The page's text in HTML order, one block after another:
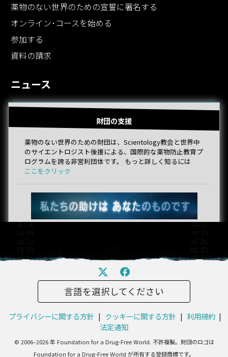
薬物のない世界のための宣誓に署名する
オンライン･コースを始める
参加する
資料の請求
ニュース
財団の支援
薬物のない世界のための財団は、Scientology教会と世界中
のサイエントロジスト後援による、国際的な薬物防止教育プ
ログラムを誇る非営利団体です。 もっと詳しく知るには
ここをクリック
言語を選択してください
プライバシーに関する方針 | クッキーに関する方針 | 利用規約 |
法定通知
© 2006–2026 年 Foundation for a Drug-Free World. 不許複製。財団のロゴは
Foundation for a Drug-Free World が所有する登録商標です。